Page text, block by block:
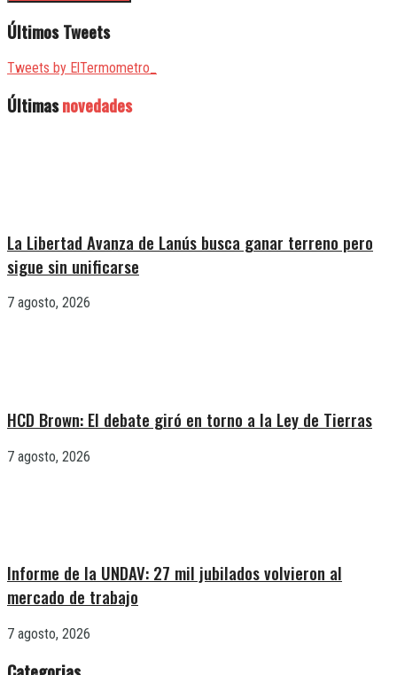
Últimos Tweets
Tweets by ElTermometro_
Últimasnovedades
La Libertad Avanza de Lanús busca ganar terreno pero
sigue sin unificarse
7 agosto, 2026
HCD Brown: El debate giró en torno a la Ley de Tierras
7 agosto, 2026
Informe de la UNDAV: 27 mil jubilados volvieron al
mercado de trabajo
7 agosto, 2026